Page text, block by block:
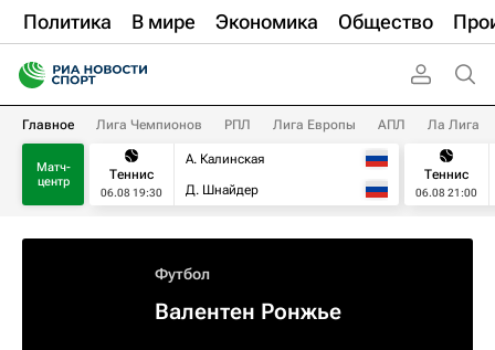
Политика В мире Экономика Общество
Главное Лига Чемпионов РПЛ Лига Европы АПЛ Ла Лига
Матч-
центр
Теннис
06.08 19:30
А. Калинская
Д. Шнайдер
Теннис
06.08 21:00
Футбол
Валентен Ронжье